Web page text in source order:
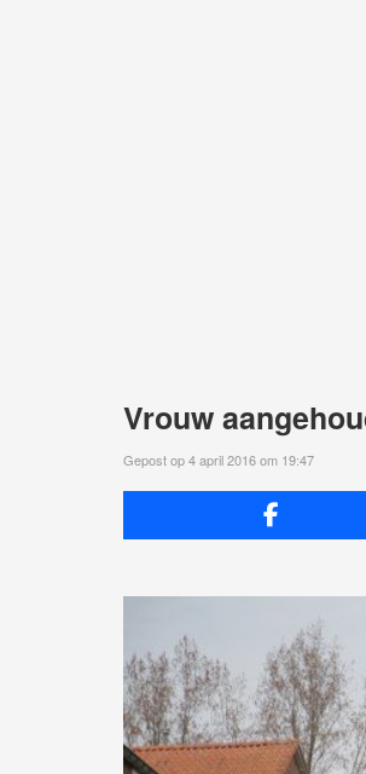
Vrouw
Gepost op 4 april 2016 om 19:47